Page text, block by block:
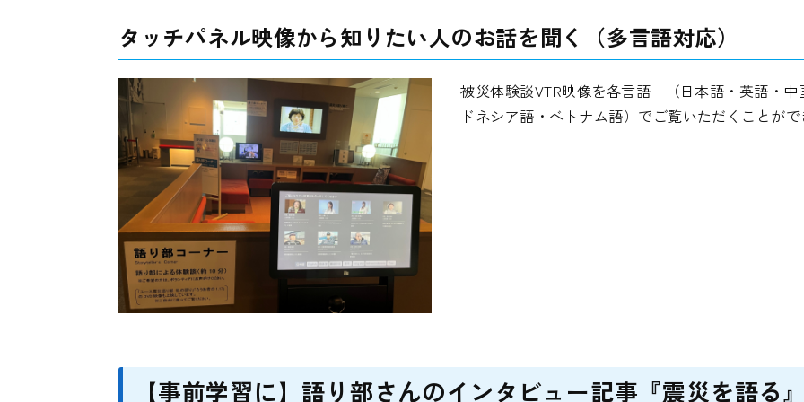
タッチパネル映像から知りたい人のお話を聞く（多言語対応）
被災体験談VTR映像を各言語 （日本語・英語・
ドネシア語・ベトナム語）でご覧いただくことが
【事前学習に】語り部さんのインタビュー記事『震災を語る